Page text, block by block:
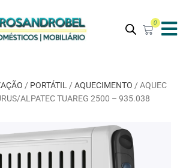
0
/ PORTÁTIL / AQUECIMENTO / AQUEC
ALPATEC TUAREG 2500 – 935.038